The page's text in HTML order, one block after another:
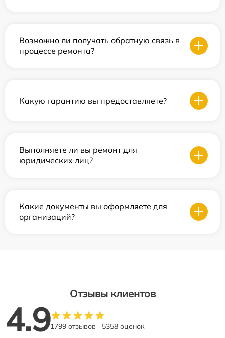
Возможно ли получать обратную связь в
процессе ремонта?
Какую гарантию вы предоставляете?
Выполняете ли вы ремонт для
юридических лиц?
Какие документы вы оформляете для
организаций?
Отзывы клиентов
4.91799 отзывов 5358 оценок